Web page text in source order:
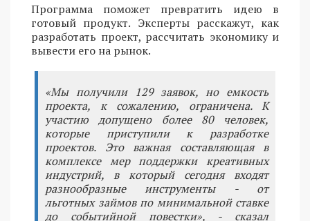
Программа поможет превратить идею в
готовый продукт. Эксперты расскажут, как
разработать проект, рассчитать экономику и
вывести его на рынок.
«Мы получили 129 заявок, но емкость
проекта, к сожалению, ограничена. К
участию допущено более 80 человек,
которые приступили к разработке
проектов. Это важная составляющая в
комплексе мер поддержки креативных
индустрий, в который сегодня входят
разнообразные инструменты - от
льготных займов по минимальной ставке
до событийной повестки», - сказал